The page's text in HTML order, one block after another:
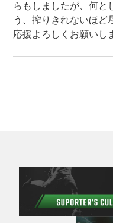
らもしましたが、何と
う、搾りきれないほど
応援よろしくお願いし